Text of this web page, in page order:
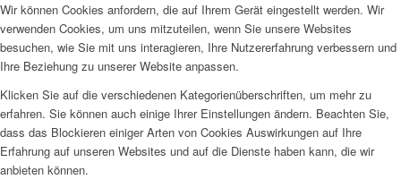
Wir können Cookies anfordern, die auf Ihrem Gerät eingestellt werden. Wir
verwenden Cookies, um uns mitzuteilen, wenn Sie unsere Websites
besuchen, wie Sie mit uns interagieren, Ihre Nutzererfahrung verbessern und
Ihre Beziehung zu unserer Website anpassen.
Klicken Sie auf die verschiedenen Kategorienüberschriften, um mehr zu
erfahren. Sie können auch einige Ihrer Einstellungen ändern. Beachten Sie,
dass das Blockieren einiger Arten von Cookies Auswirkungen auf Ihre
Erfahrung auf unseren Websites und auf die Dienste haben kann, die wir
anbieten können.